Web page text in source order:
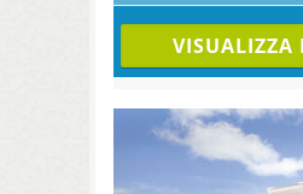
VISUALIZZA